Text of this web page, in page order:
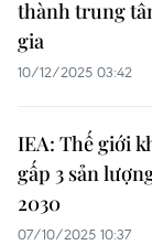
thành trung
gia
10/12/2025 03:42
IEA: Thế giới
gấp 3 sản
2030
07/10/2025 10:37